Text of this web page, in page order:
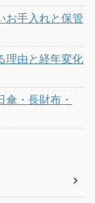
お手入れと保管
理由と経年変化
・長財布・